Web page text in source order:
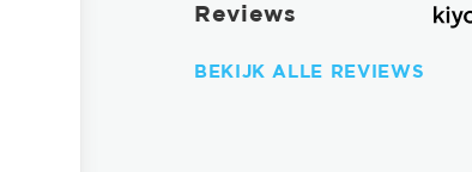
Reviews
BEKIJK ALLE REVIEWS